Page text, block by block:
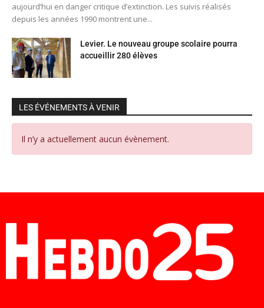
aujourd’hui en danger critique d’extinction. Les suivis réalisés
depuis les années 1990 montrent une...
Levier. Le nouveau groupe scolaire pourra
accueillir 280 élèves
LES ÉVÉNEMENTS À VENIR
Il n’y a actuellement aucun évènement.